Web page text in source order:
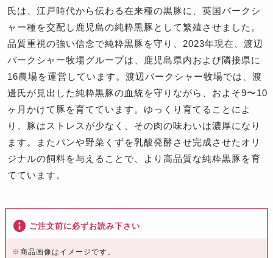
氏は、江戸時代から伝わる在来種の黒豚に、英国バークシ
ャー種を交配し鹿児島の純粋黒豚として繁殖させました。
品質重視の強い信念で純粋黒豚を守り、2023年現在、渡辺
バークシャー牧場グループは、鹿児島県内および隣接県に
16農場を運営しています。渡辺バークシャー牧場では、渡
邊氏が見出した純粋黒豚の血統を守りながら、およそ9〜10
ヶ月かけて豚を育てています。ゆっくり育てることによ
り、豚はストレスが少なく、その肉の味わいは濃厚になり
ます。またパンや野菜くずを乳酸発酵させ完成させたオリ
ジナルの飼料を与えることで、より高品質な純粋黒豚を育
てています。
ご注文前に必ずお読み下さい
※商品画像はイメージです。